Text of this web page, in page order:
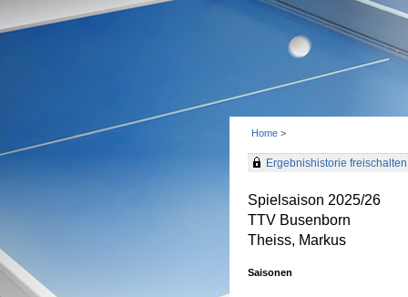
Home >
Ergebnishistorie freischalten
Spielsaison 2025/26
TTV Busenborn
Theiss, Markus
Saisonen